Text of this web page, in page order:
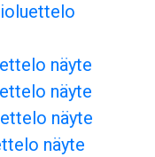
näyte
näyte
näyte
näyte